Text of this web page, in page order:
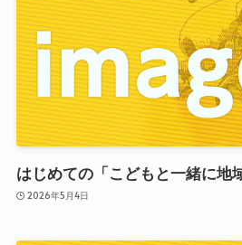
はじめての「こどもと一緒に地
2026年5月4日